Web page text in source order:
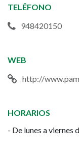
y
Cultural
-
y
TELÉFONO
948420150
WEB
http://
HORARIOS
- De lunes a viernes